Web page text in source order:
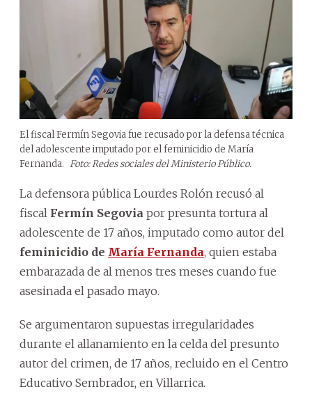
El fiscal Fermín Segovia fue recusado por la defensa técnica
del adolescente imputado por el feminicidio de María
Fernanda. Foto: Redes sociales del Ministerio Público.
La defensora pública Lourdes Rolón recusó al
fiscal Fermín Segovia por presunta tortura al
adolescente de 17 años, imputado como autor del
feminicidio de María Fernanda, quien estaba
embarazada de al menos tres meses cuando fue
asesinada el pasado mayo.
Se argumentaron supuestas irregularidades
durante el allanamiento en la celda del presunto
autor del crimen, de 17 años, recluido en el Centro
Educativo Sembrador, en Villarrica.